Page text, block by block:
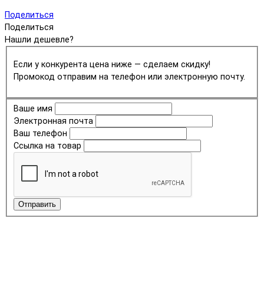
Поделиться
Поделиться
Нашли дешевле?
Если у конкурента цена ниже — сделаем скидку!
Промокод отправим на телефон или электронную почту.
Ваше имя
Электронная почта
Ваш телефон
Ссылка на товар
Отправить